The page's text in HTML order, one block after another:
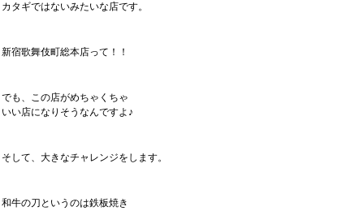
カタギではないみたいな店です。
新宿歌舞伎町総本店って！！
でも、この店がめちゃくちゃ
いい店になりそうなんですよ♪
そして、大きなチャレンジをします。
和牛の刀というのは鉄板焼き